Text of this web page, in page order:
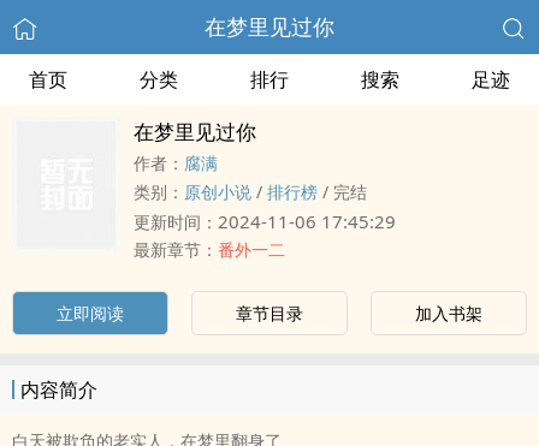
在梦里见过你
首页 分类 排行 搜索 足迹
在梦里见过你
作者： 腐满
类别： 原创小说 / 排行榜 / 完结
更新时间： 2024-11-06 17:45:29
最新章节： 番外一二
立即阅读 章节目录 加入书架
内容简介
白天被欺负的老实人，在梦里翻身了